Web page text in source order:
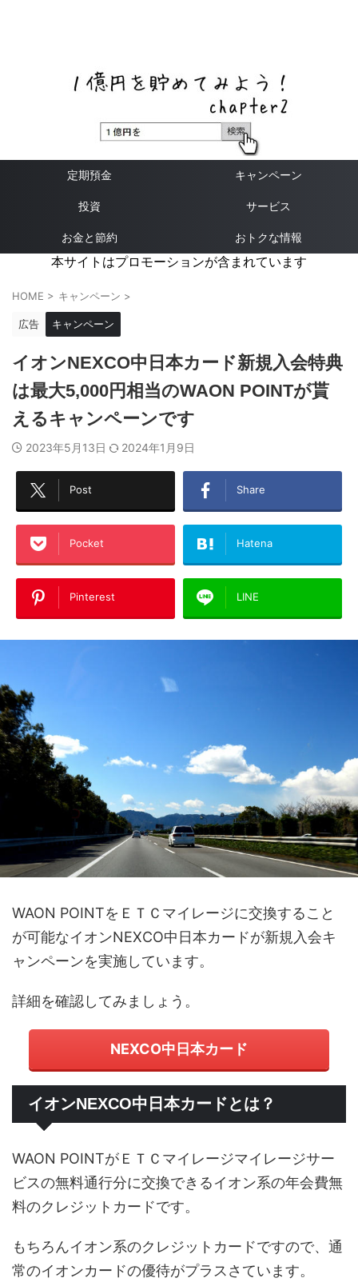
定期預金 キャンペーン
投資 サービス
お金と節約 おトクな情報
本サイトはプロモーションが含まれています
HOME > キャンペーン >
広告 キャンペーン
イオンNEXCO中日本カード新規入会特典
は最大5,000円相当のWAON POINTが貰
えるキャンペーンです
2023年5月13日 2024年1月9日
Post Share
Pocket Hatena
Pinterest LINE
WAON POINTをＥＴＣマイレージに交換すること
が可能なイオンNEXCO中日本カードが新規入会キ
ャンペーンを実施しています。
詳細を確認してみましょう。
NEXCO中日本カード
イオンNEXCO中日本カードとは？
WAON POINTがＥＴＣマイレージマイレージサー
ビスの無料通行分に交換できるイオン系の年会費無
料のクレジットカードです。
もちろんイオン系のクレジットカードですので、通
常のイオンカードの優待がプラスさています。